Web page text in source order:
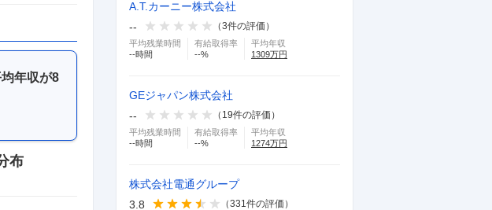
年収が8
布
A.T.カーニー株式会社
--
（3件の評価）
平均残業時間
--時間
有給取得率
--%
平均年収
1309万円
GEジャパン株式会社
--
（ 19件の評価）
平均残業時間
--時間
有給取得率
--%
平均年収
1274万円
株式会社電通グループ
3.8
（331件の評価）